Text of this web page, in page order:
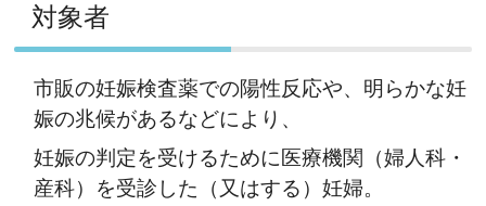
対象者
市販の妊娠検査薬での陽性反応や、明らかな妊
娠の兆候があるなどにより、
妊娠の判定を受けるために医療機関（婦人科・
産科）を受診した（又はする）妊婦。